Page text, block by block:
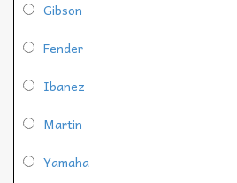
Gibson
Fender
Ibanez
Martin
Yamaha